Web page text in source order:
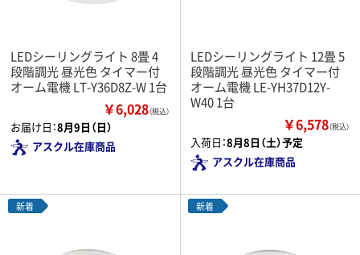
LEDシーリングライト 8畳 4
段階調光 昼光色 タイマー付
オーム電機 LT-Y36D8Z-W 1台
￥6,028（税込）
お届け日：8月9日（日）
アスクル在庫商品
LEDシーリングライト 12畳 5
段階調光 昼光色 タイマー付
オーム電機 LE-YH37D12Y-
W40 1台
￥6,578（税込）
入荷日：8月8日（土）予定
アスクル在庫商品
新着 新着